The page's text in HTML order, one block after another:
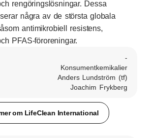
rengöringslösningar. Dessa
några av de största globala
antimikrobiell resistens,
PFAS-föroreningar.
-
Konsumentkemikalier
Anders Lundström (tf)
Joachim Frykberg
om LifeClean International